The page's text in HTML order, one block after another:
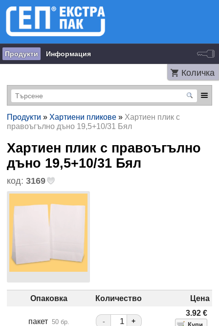
Продукти Информация
Количка
Продукти » Хартиени пликове» Хартиен плик с
правоъгълно дъно 19,5+10/31 Бял
Хартиен плик с правоъгълно
дъно 19,5+10/31 Бял
код: 3169
Опаковка Количество Цена
пакет 50 бр. - +
3.92 €